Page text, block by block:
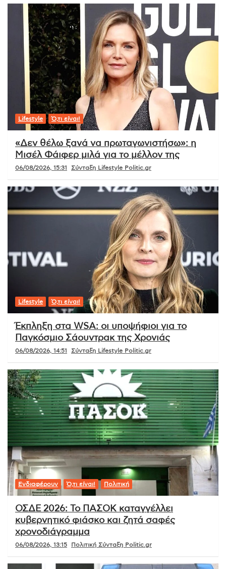
Lifestyle Ό,τι είναι!
«Δεν θέλω ξανά να πρωταγωνιστήσω»: η
Μισέλ Φάιφερ μιλά για το μέλλον της
06/08/2026, 15:31 Σύνταξη Lifestyle Politic.gr
Lifestyle Ό,τι είναι!
Έκπληξη στα WSA: οι υποψήφιοι για το
Παγκόσμιο Σάουντρακ της Χρονιάς
06/08/2026, 14:51 Σύνταξη Lifestyle Politic.gr
Ενδιαφέρουν Ό,τι είναι! Πολιτική
ΟΣΔΕ 2026: Το ΠΑΣΟΚ καταγγέλλει
κυβερνητικό φιάσκο και ζητά σαφές
χρονοδιάγραμμα
06/08/2026, 13:15 Πολιτική Σύνταξη Politic.gr